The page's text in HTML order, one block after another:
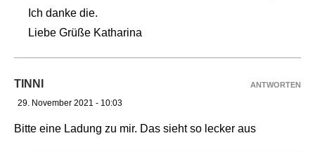
Ich danke die.
Liebe Grüße Katharina
TINNI
29. November 2021 - 10:03
Bitte eine Ladung zu mir. Das sieht so lecker aus
ANTWORTEN